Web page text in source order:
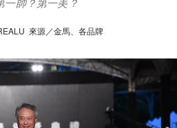
來源／金馬、各品牌